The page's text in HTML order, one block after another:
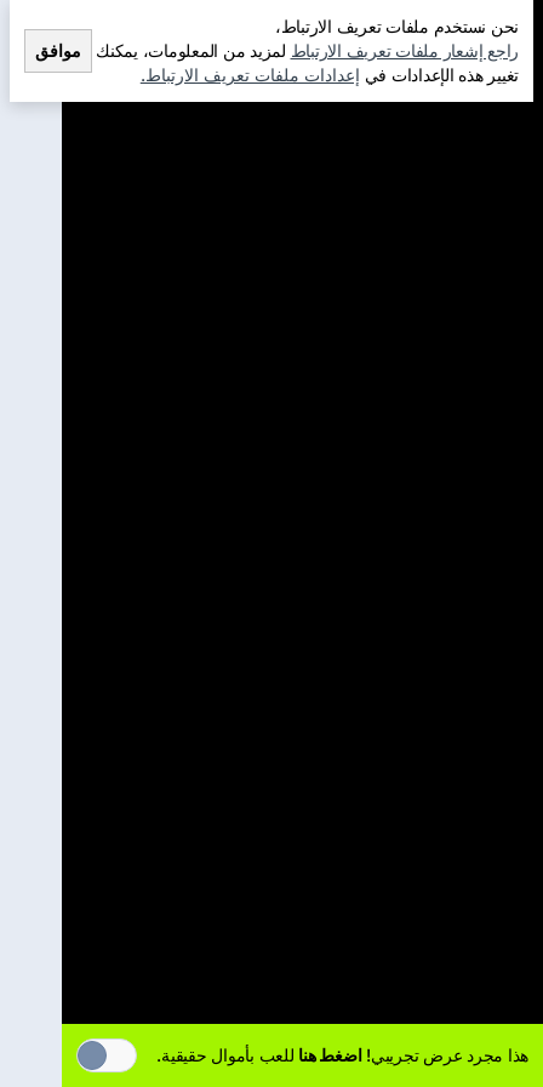
هذا مجرد عرض تجريبي! اضغط هنا للعب بأموال حقيقية.
نحن نستخدم ملفات تعريف الارتباط،
راجع إشعار ملفات تعريف الارتباط لمزيد من المعلومات، يمكنك
تغيير هذه الإعدادات في إعدادات ملفات تعريف الارتباط.
موافق